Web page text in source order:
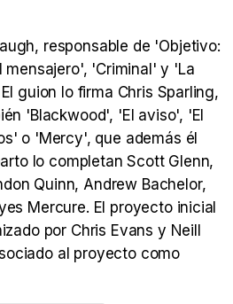
responsable de 'Objetivo:
mensajero', 'Criminal' y 'La
guion lo firma Chris Sparling,
'Blackwood', 'El aviso', 'El
o 'Mercy', que además él
lo completan Scott Glenn,
Quinn, Andrew Bachelor,
Mercure. El proyecto inicial
por Chris Evans y Neill
al proyecto como